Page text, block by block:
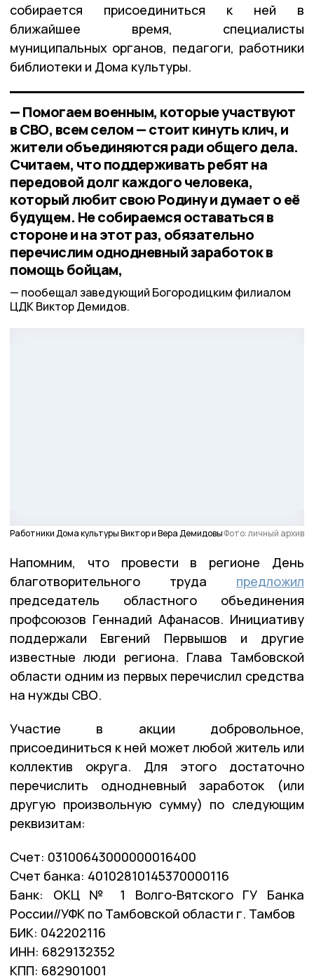
собирается присоединиться к ней в
ближайшее время, специалисты
муниципальных органов, педагоги, работники
библиотеки и Дома культуры.
— Помогаем военным, которые участвуют
в СВО, всем селом — стоит кинуть клич, и
жители объединяются ради общего дела.
Считаем, что поддерживать ребят на
передовой долг каждого человека,
который любит свою Родину и думает о её
будущем. Не собираемся оставаться в
стороне и на этот раз, обязательно
перечислим однодневный заработок в
помощь бойцам,
пообещал заведующий Богородицким филиалом
ЦДК Виктор Демидов.
Работники Дома культуры Виктор и Вера ДемидовыФото: личный архив
Напомним, что провести в регионе День
благотворительного труда предложил
председатель областного объединения
профсоюзов Геннадий Афанасов. Инициативу
поддержали Евгений Первышов и другие
известные люди региона. Глава Тамбовской
области одним из первых перечислил средства
на нужды СВО.
Участие в акции добровольное,
присоединиться к ней может любой житель или
коллектив округа. Для этого достаточно
перечислить однодневный заработок (или
другую произвольную сумму) по следующим
реквизитам:
Счет: 03100643000000016400
Счет банка: 40102810145370000116
Банк: ОКЦ № 1 Волго-Вятского ГУ Банка
России//УФК по Тамбовской области г. Тамбов
БИК: 042202116
ИНН: 6829132352
КПП: 682901001